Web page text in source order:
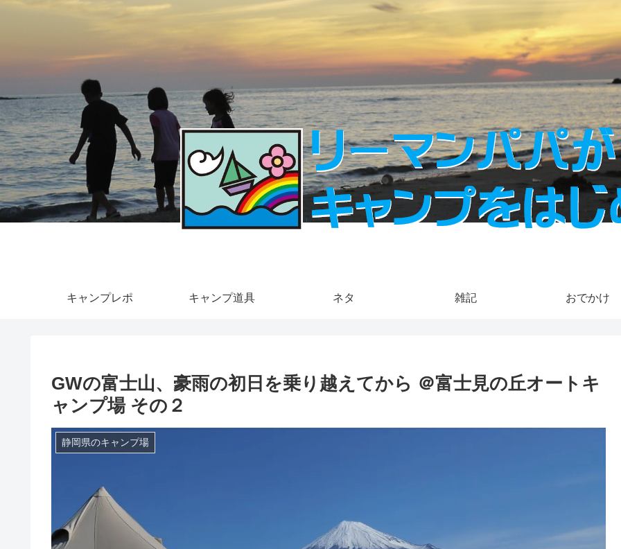
キャンプレポ キャンプ道具 ネタ 雑記 おでかけ
GWの富士山、豪雨の初日を乗り越えてから ＠富士見の丘オートキ
ャンプ場 その２
静岡県のキャンプ場